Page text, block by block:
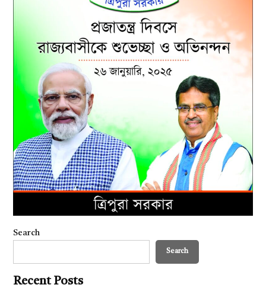
Search
Search
Recent Posts